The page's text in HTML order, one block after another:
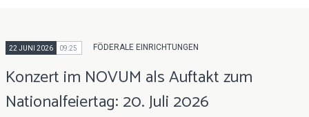
22 JUNI 2026 09:25 FÖDERALE EINRICHTUNGEN
Konzert im NOVUM als Auftakt zum
Nationalfeiertag: 20. Juli 2026